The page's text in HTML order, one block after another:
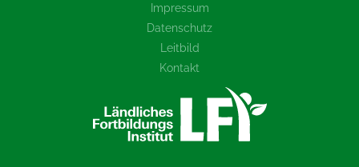
Impressum
Datenschutz
Leitbild
Kontakt